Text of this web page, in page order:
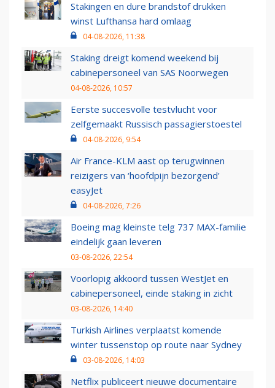
Stakingen en dure brandstof drukken
winst Lufthansa hard omlaag
04-08-2026, 11:38
Staking dreigt komend weekend bij
cabinepersoneel van SAS Noorwegen
04-08-2026, 10:57
Eerste succesvolle testvlucht voor
zelfgemaakt Russisch passagierstoestel
04-08-2026, 9:54
Air France-KLM aast op terugwinnen
reizigers van ‘hoofdpijn bezorgend’
easyJet
04-08-2026, 7:26
Boeing mag kleinste telg 737 MAX-familie
eindelijk gaan leveren
03-08-2026, 22:54
Voorlopig akkoord tussen WestJet en
cabinepersoneel, einde staking in zicht
03-08-2026, 14:40
Turkish Airlines verplaatst komende
winter tussenstop op route naar Sydney
03-08-2026, 14:03
Netflix publiceert nieuwe documentaire